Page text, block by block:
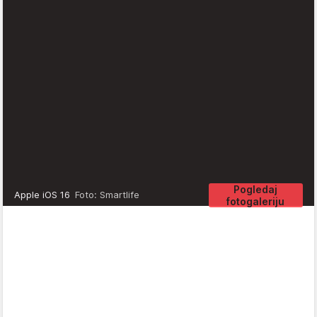
Pogledaj
fotogaleriju
Apple iOS 16 Foto: Smartlife